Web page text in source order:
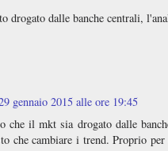
drogato dalle banche centrali,
gennaio 2015 alle ore 19:45
che il mkt sia drogato dalle
che cambiare i trend. Proprio